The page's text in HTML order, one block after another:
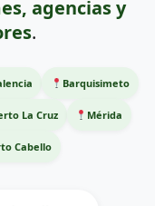
agencias y
.
Barquisimeto
La Cruz Mérida
Cabello